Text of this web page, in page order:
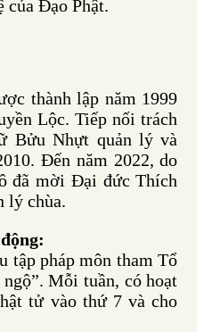
của Đạo Phật.
thành lập năm 1999
Lộc. Tiếp nối trách
Bửu Nhựt quản lý và
Đến năm 2022, do
đã mời Đại đức Thích
lý chùa.
pháp môn tham Tổ
Mỗi tuần, có hoạt
tử vào thứ 7 và cho